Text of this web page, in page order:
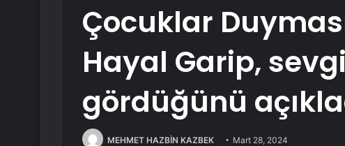
Çocuklar
Hayal Garip,
gördüğünü
MEHMET HAZBİN KAZBEK Mart 28, 2024